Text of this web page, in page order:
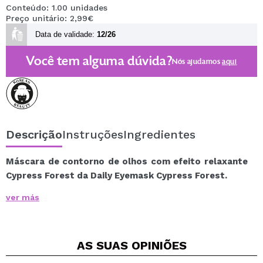
Conteúdo: 1.00 unidades
Preço unitário: 2,99€
Data de validade: 12/26
Você tem alguma dúvida?Nós ajudamosaqui
DescriçãoInstruçõesIngredientes
Máscara de contorno de olhos com efeito relaxante
Cypress Forest da Daily Eyemask Cypress Forest.
olhar para telas ou ler, o Daily Eyemask Cypress
proporcionando um efeito de calor suave e relaxante
ver más
AS SUAS OPINIÕES